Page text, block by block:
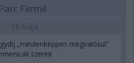
Fermé
16 órája
„mindenképpen megvalósul”
szerint